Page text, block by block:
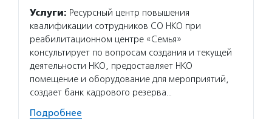
Услуги: Ресурсный центр повышения
квалификации сотрудников СО НКО при
реабилитационном центре «Семья»
консультирует по вопросам создания и текущей
деятельности НКО, предоставляет НКО
помещение и оборудование для мероприятий,
создает банк кадрового резерва…
Подробнее